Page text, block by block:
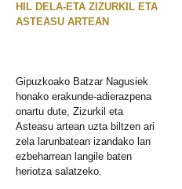
HIL DELA-ETA ZIZURKIL ETA
ASTEASU ARTEAN
Gipuzkoako Batzar Nagusiek
honako erakunde-adierazpena
onartu dute, Zizurkil eta
Asteasu artean uzta biltzen ari
zela larunbatean izandako lan
ezbeharrean langile baten
heriotza salatzeko.